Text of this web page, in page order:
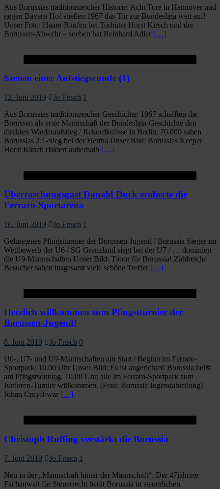
Aus Borussias traditionsreicher Historie: Acht Tore in Hannover und
gegen Bayern Hof stießen 1967 das Tor zur Bundesliga weit auf!
Unser Foto: Haare-Raufen bei Torhüter Horst Kirsch und der
Borussen-Abwehr – soeben hat Reinhard Adler […]
Szenen einer Aufstiegsrunde (1)
12. Juni 2019 Jo Frisch 1
Aus Borussias traditionsreicher Geschichte: 1967 schafften die
Borussen als erste Mannschaft der Bundesliga-Geschichte den
direkten Wiederaufstieg / Rekordkulisse in Berlin: 70.000 sahen
Borussias 2:1-Sieg bei der Hertha Unser Bild: Borussias Keeper
Horst Kirsch riskiert außerhalb […]
Überraschungsgast Donald Duck eroberte die
Ferraro-Sportarena
10. Juni 2019 Jo Frisch 1
Gelungenes Pfingstturnier der Borussen-Jugend / Borussia Sieger im
Wettbewerb der U6 / SG Grenzland siegt bei der U7 / … dominiert
die U9-Mannschaften Unser Bild: Tooor für Borussia! Zahlreiche
Besucher sahen insgesamt viele schöne Treffer […]
Herzlich willkommen zum Pfingstturnier der
Borussen-Jugend!
8. Juni 2019 Jo Frisch 0
U6-, U7- und U9-Mannschaften am Start / Beginn im Ferraro-
Sportpark: 10.00 Uhr Unser Bild: Es ist angerichtet! Borussia heißt
am Pfingstsonntag, 10.00 Uhr, alle im Ferraro-Sportpark zum
Junioren-Turnier willkommen. (Foto: Borussia Jugendabteilung)
Johan Cruyff war […]
Christoph Ruffing verstärkt die Borussia
7. Juni 2019 Jo Frisch 1
Neu in der „Mannschaft hinter der Mannschaft“: Der 47jährige
Fachanwalt für Steuerrecht berät Borussia in steuerlichen